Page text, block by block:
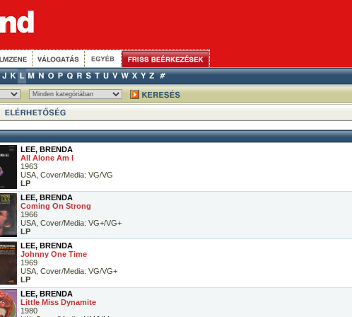
LEE, BRENDA
All Alone Am I
1963
USA, Cover/Media: VG/VG
LP
LEE, BRENDA
Coming On Strong
1966
USA, Cover/Media: VG+/VG+
LP
LEE, BRENDA
Johnny One Time
1969
USA, Cover/Media: VG/VG+
LP
LEE, BRENDA
Little Miss Dynamite
1980